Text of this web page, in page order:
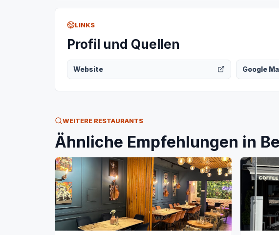
LINKS
Profil und Quellen
Website Google
WEITERE RESTAURANTS
Ähnliche Empfehlungen in